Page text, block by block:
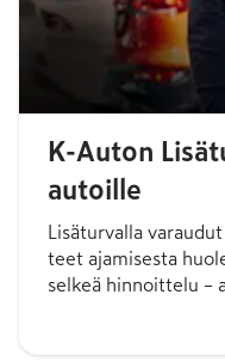
K-Auton
autoille
Lisäturvalla
teet ajamisesta
selkeä hinnoittelu –